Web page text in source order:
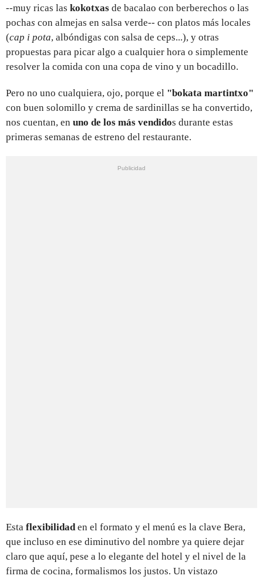
--muy ricas las kokotxas de bacalao con berberechos o las
pochas con almejas en salsa verde-- con platos más locales
(cap i pota, albóndigas con salsa de ceps...), y otras
propuestas para picar algo a cualquier hora o simplemente
resolver la comida con una copa de vino y un bocadillo.
Pero no uno cualquiera, ojo, porque el "bokata martintxo"
con buen solomillo y crema de sardinillas se ha convertido,
nos cuentan, en uno de los más vendidos durante estas
primeras semanas de estreno del restaurante.
Esta flexibilidaden el formato y el menú es la clave Bera,
que incluso en ese diminutivo del nombre ya quiere dejar
claro que aquí, pese a lo elegante del hotel y el nivel de la
firma de cocina, formalismos los justos. Un vistazo